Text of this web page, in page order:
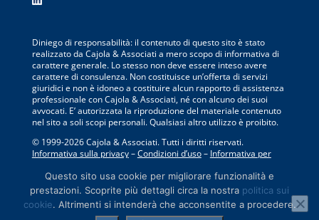
Diniego di responsabilità: il contenuto di questo sito è stato
realizzato da Cajola & Associati a mero scopo di informativa di
carattere generale. Lo stesso non deve essere inteso avere
carattere di consulenza. Non costituisce un’offerta di servizi
giuridici e non è idoneo a costituire alcun rapporto di assistenza
professionale con Cajola & Associati, né con alcuno dei suoi
avvocati. E’ autorizzata la riproduzione del materiale contenuto
nel sito a soli scopi personali. Qualsiasi altro utilizzo è proibito.
© 1999-2026Cajola & Associati. Tutti i diritti riservati.
Informativa sulla privacy–Condizioni d’uso– Informativa per
Questo sito usa cookie per migliorare funzionalità e
prestazioni. Scoprite più dettagli circa la nostra politica sui
cookie. Altrimenti si intenderà che acconsentite a procedere.